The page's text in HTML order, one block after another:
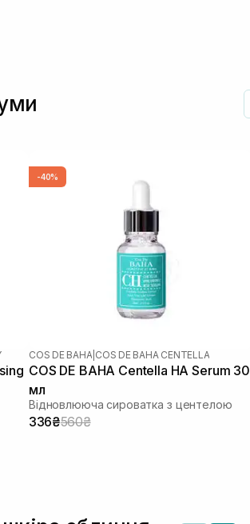
-40%
COS DE BAHA COS DE BAHA CENTELLA
COS DE BAHA Centella HA Serum 30
мл
Відновлююча сироватка з центелою
336₴560₴